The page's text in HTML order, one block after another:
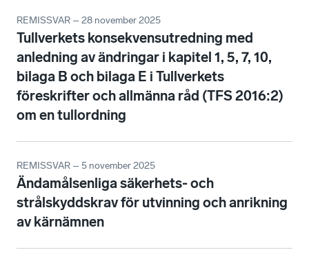
REMISSVAR – 28 november 2025
Tullverkets konsekvensutredning med
anledning av ändringar i kapitel 1, 5, 7, 10,
bilaga B och bilaga E i Tullverkets
föreskrifter och allmänna råd (TFS 2016:2)
om en tullordning
REMISSVAR – 5 november 2025
Ändamålsenliga säkerhets- och
strålskyddskrav för utvinning och anrikning
av kärnämnen